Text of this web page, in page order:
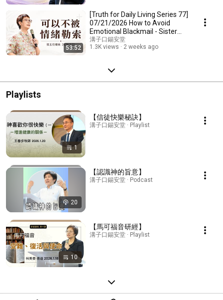
53:52
[Truth for Daily Living Series 77]
07/21/2026 How to Avoid
Emotional Blackmail - Sister
Chang Yu-...
溝子口錫安堂
1.3K views
2 weeks ago
Playlists
1
【信徒快樂秘訣】
溝子口錫安堂 · Playlist
20
【認識神的旨意】
溝子口錫安堂 · Podcast
10
【馬可福音研經】
溝子口錫安堂 · Playlist